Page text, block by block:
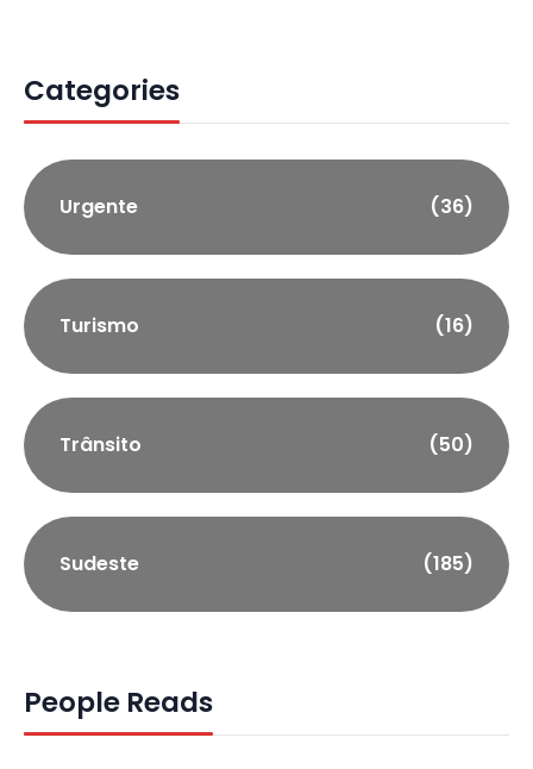
Categories
Urgente (36)
Turismo (16)
Trânsito (50)
Sudeste (185)
People Reads